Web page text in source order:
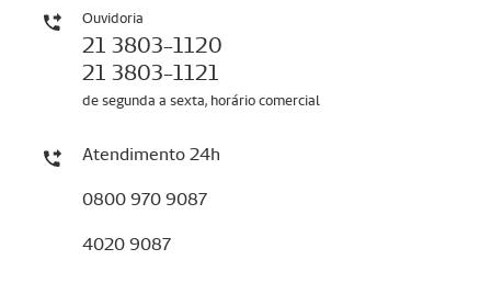
Ouvidoria
21 3803-1120
21 3803-1121
de segunda a sexta, horário comercial
Atendimento 24h
0800 970 9087
4020 9087